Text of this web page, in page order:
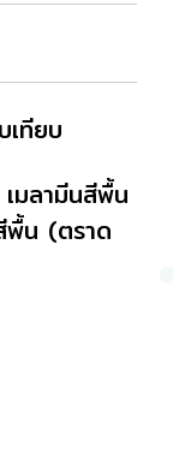
เทียบ
เมลามีนสีพื้น
พื้น (ตราด